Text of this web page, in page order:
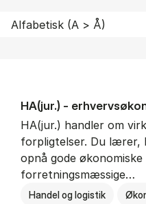
HA(jur.) -
HA(jur.) handler om
forpligtelser. Du lærer,
opnå gode
forretningsmæssige…
Handel og logistik